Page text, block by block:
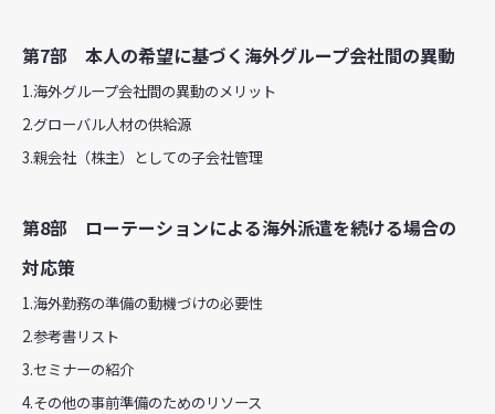
第7部 本人の希望に基づく海外グループ会社間の異動
1.海外グループ会社間の異動のメリット
2.グローバル人材の供給源
3.親会社（株主）としての子会社管理
第8部 ローテーションによる海外派遣を続ける場合の
対応策
1.海外勤務の準備の動機づけの必要性
2.参考書リスト
3.セミナーの紹介
4.その他の事前準備のためのリソース